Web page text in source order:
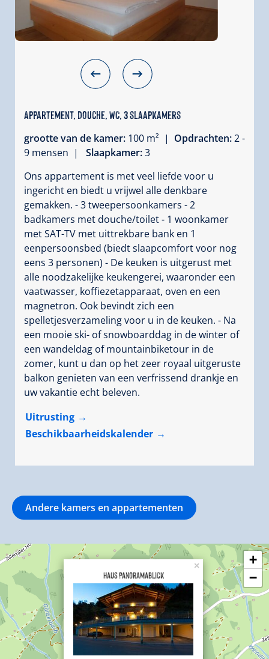
Appartement, douche, WC, 3 slaapkamers
grootte van de kamer: 100 m² | Opdrachten:2 -
9 mensen |
Slaapkamer:3
Ons appartement is met veel liefde voor u
ingericht en biedt u vrijwel alle denkbare
gemakken. - 3 tweepersoonkamers - 2
badkamers met douche/toilet - 1 woonkamer
met SAT-TV met uittrekbare bank en 1
eenpersoonsbed (biedt slaapcomfort voor nog
eens 3 personen) - De keuken is uitgerust met
alle noodzakelijke keukengerei, waaronder een
vaatwasser, koffiezetapparaat, oven en een
magnetron. Ook bevindt zich een
spelletjesverzameling voor u in de keuken. - Na
een mooie ski- of snowboarddag in de winter of
een wandeldag of mountainbiketour in de
zomer, kunt u dan op het zeer royaal uitgeruste
balkon genieten van een verfrissend drankje en
uw vakantie echt beleven.
Uitrusting
Beschikbaarheidskalender
Andere kamers en appartementen
Haus Panoramablick
×
+
−